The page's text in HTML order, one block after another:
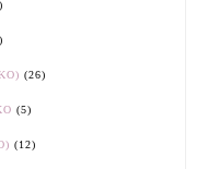
(26)
(5)
(12)